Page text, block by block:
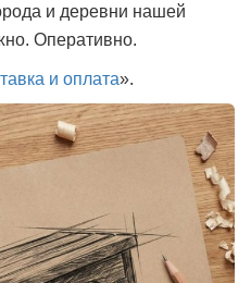
и деревни нашей
Оперативно.
и оплата».